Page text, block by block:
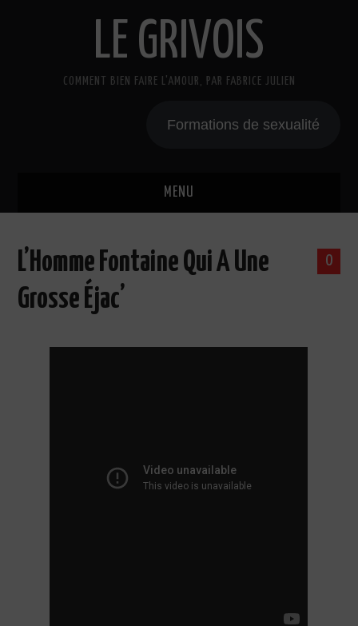
LE GRIVOIS
COMMENT BIEN FAIRE L'AMOUR, PAR FABRICE JULIEN
Formations de sexualité
MENU
A PROPOS
0
L’Homme Fontaine Qui A Une
Grosse Éjac’